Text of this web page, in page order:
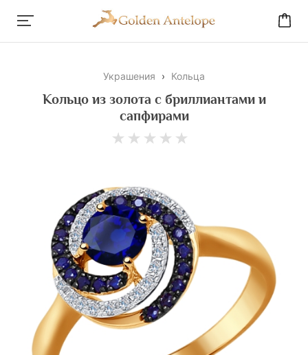
Украшения › Кольца
Кольцо из золота с бриллиантами и
сапфирами